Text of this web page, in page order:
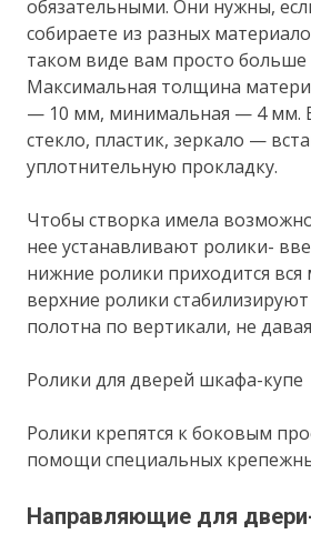
обязательными. Они нужны,
собираете из разных
таком виде вам просто больше
Максимальная толщина
— 10 мм, минимальная — 4 мм.
стекло, пластик, зеркало —
уплотнительную прокладку.
Чтобы створка имела
нее устанавливают ролики-
нижние ролики приходится вся
верхние ролики
полотна по вертикали, не
Ролики для дверей шкафа-купе
Ролики крепятся к боковым
помощи специальных
Направляющие для